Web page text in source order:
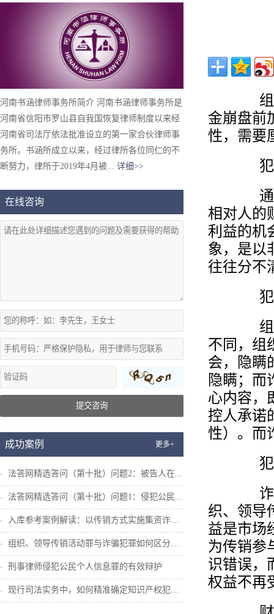
河南书涵律师事务所简介 河南书涵律师事务所是
河南省信阳市罗山县自我国恢复律师制度以来经
河南省司法厅依法批准设立的第一家合伙律师事
务所。书涵所成立以来，经过律所各位同仁的不
断努力，律所于2019年4月被... 详细>>
在线咨询
提交咨询
成功案例 更多+
法答网精选答问（第十批）问题2：被告人在...
法答网精选答问（第十批）问题1：侵犯公民...
入库参考案例解读：以传销方式实施集资诈骗...
组织、领导传销活动罪与诈骗犯罪如何区分和...
刑事律师侵犯公民个人信息罪的有效辩护
现行司法实务中，如何精准确定知识产权犯罪...
组织
金崩盘前
性，需要
犯
通常
相对人的
利益的机
象，是以
往往分不
犯罪
组织
不同，组
会，隐瞒
隐瞒；而
心内容，
控人承诺
性）。而
犯罪
诈骗
织、领导
益是市场
为传销参
识错误，
权益不再